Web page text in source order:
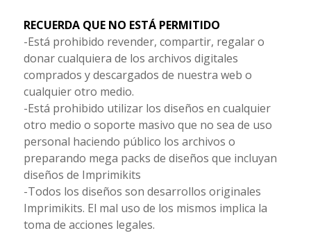
RECUERDA QUE NO ESTÁ PERMITIDO
-Está prohibido revender, compartir, regalar o
donar cualquiera de los archivos digitales
comprados y descargados de nuestra web o
cualquier otro medio.
-Está prohibido utilizar los diseños en cualquier
otro medio o soporte masivo que no sea de uso
personal haciendo público los archivos o
preparando mega packs de diseños que incluyan
diseños de Imprimikits
-Todos los diseños son desarrollos originales
Imprimikits. El mal uso de los mismos implica la
toma de acciones legales.